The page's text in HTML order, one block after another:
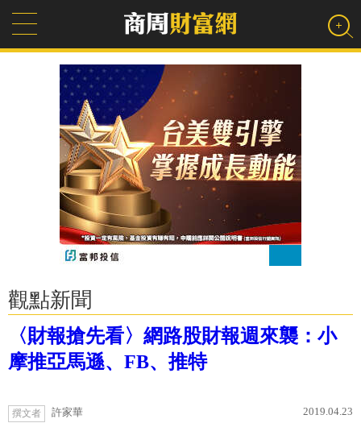
觀點新聞
〈財報搶先看〉網路股財報週來襲：小
摩推亞馬遜、FB、推特
撰文者 許家華 2019.04.23